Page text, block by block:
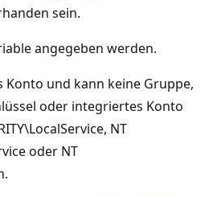
sein.
angegeben werden.
Konto und kann keine Gruppe,
oder integriertes Konto
NT
oder NT